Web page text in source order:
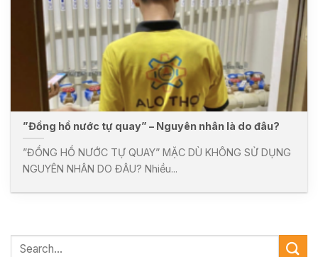
”Đồng hồ nước tự quay” – Nguyên nhân là do đâu?
”ĐỒNG HỒ NƯỚC TỰ QUAY” MẶC DÙ KHÔNG SỬ DỤNG
NGUYÊN NHÂN DO ĐÂU? Nhiều...